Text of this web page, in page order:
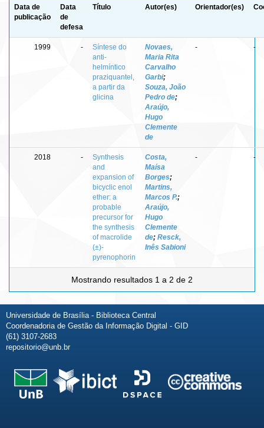
Data de
publicação
Data
de
defesa
Título Autor(es) Orientador(es)
1999 -
Síntese do
anti-
helmíntico
praziquantel,
a partir da
glicina
Novaes,
Maria Rita
Carvalho
Garbi;
Souza, João
Pedro de;
Araújo,
Hugo
Clemente
de
- -
2018 -
Synthesis
and
expansion of
bicyclic enol
ether: a
probable
precursor for
the synthesis
of macrolide
(±)-
pyrenophorin
Costa,
Maísa
Borges;
Martins,
Marcos P.;
Araújo,
Hugo
Clemente
de; Resck,
Inês Sabioni
- -
Mostrando resultados 1 a 2 de 2
Universidade de Brasília - Biblioteca Central
Coordenadoria de Gestão da Informação Digital - GID
(61) 3107-2683
repositorio@unb.br